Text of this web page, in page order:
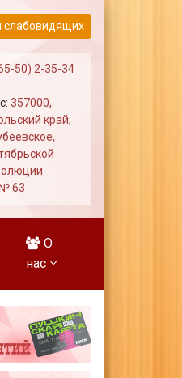
слабовидящих
50) 2-35-34
357000,
край,
№ 63
О
нас